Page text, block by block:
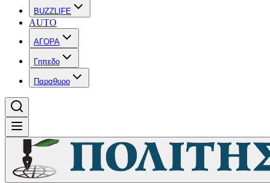
BUZZLIFE
AUTO
ΑΓΟΡΑ
Γηπεδο
Παραθυρο